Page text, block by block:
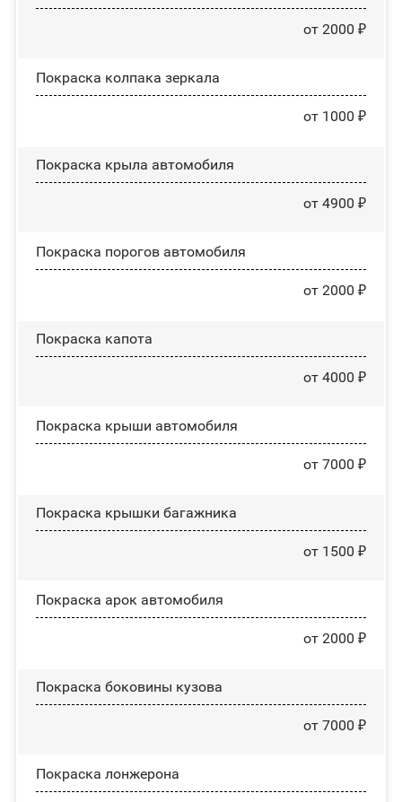
от 2000 ₽
Покраска колпака зеркала
от 1000 ₽
Покраска крыла автомобиля
от 4900 ₽
Покраска порогов автомобиля
от 2000 ₽
Покраска капота
от 4000 ₽
Покраска крыши автомобиля
от 7000 ₽
Покраска крышки багажника
от 1500 ₽
Покраска арок автомобиля
от 2000 ₽
Покраска боковины кузова
от 7000 ₽
Покраска лонжерона